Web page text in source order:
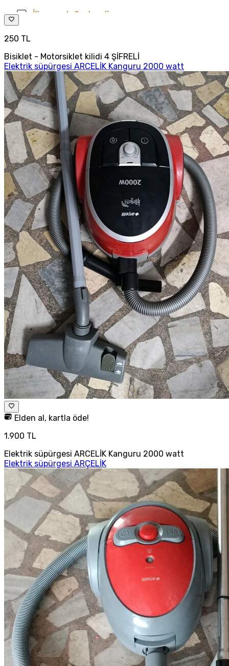
250 TL
Bisiklet - Motorsiklet kilidi 4 ŞİFRELİ
Elektrik süpürgesi ARCELİK Kanguru 2000 watt
Elden al, kartla öde!
1.900 TL
Elektrik süpürgesi ARCELİK Kanguru 2000 watt
Elektrik süpürgesi ARÇELİK